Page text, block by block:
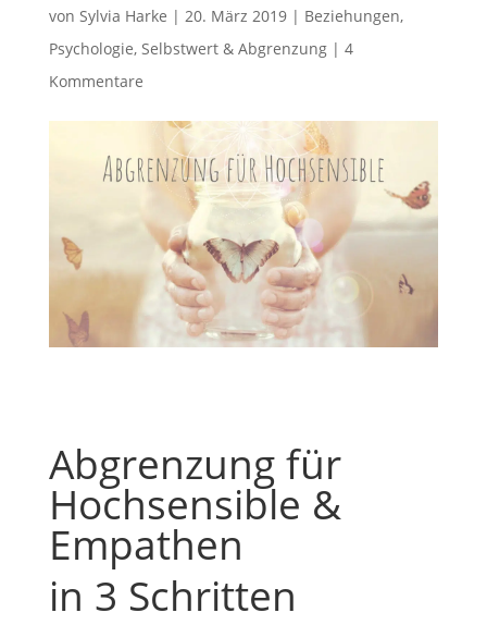
von Sylvia Harke | 20. März 2019| Beziehungen,
Psychologie, Selbstwert & Abgrenzung| 4
Kommentare
Abgrenzung für
Hochsensible &
Empathen
in 3 Schritten